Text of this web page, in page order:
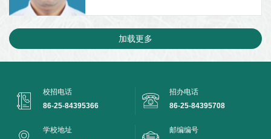
加载更多
校招电话
86-25-84395366
招办电话
86-25-84395708
学校地址
邮编编号